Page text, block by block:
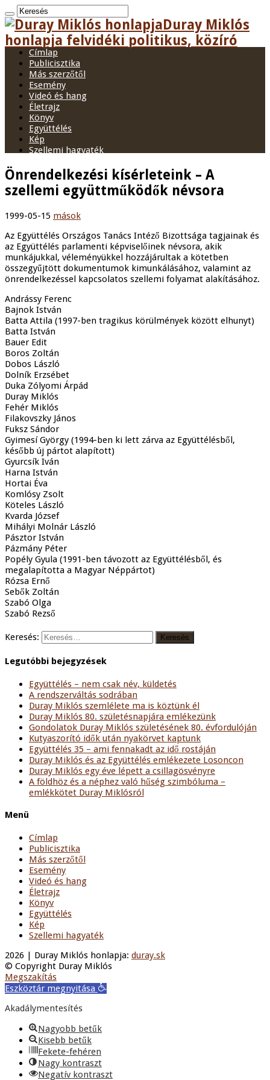
Duray Miklós
honlapja felvidéki politikus, közíró
Címlap
Publicisztika
Más szerzőtől
Esemény
Videó és hang
Életrajz
Könyv
Együttélés
Kép
Szellemi hagyaték
Önrendelkezési kísérleteink – A
szellemi együttműködők névsora
1999-05-15 mások
Az Együttélés Országos Tanács Intéző Bizottsága tagjainak és
az Együttélés parlamenti képviselőinek névsora, akik
munkájukkal, véleményükkel hozzájárultak a kötetben
összegyűjtött dokumentumok kimunkálásához, valamint az
önrendelkezéssel kapcsolatos szellemi folyamat alakításához.
Andrássy Ferenc
Bajnok István
Batta Attila (1997-ben tragikus körülmények között elhunyt)
Batta István
Bauer Edit
Boros Zoltán
Dobos László
Dolník Erzsébet
Duka Zólyomi Árpád
Duray Miklós
Fehér Miklós
Filakovszky János
Fuksz Sándor
Gyimesí György (1994-ben ki lett zárva az Együttélésből,
később új pártot alapított)
Gyurcsík Iván
Harna István
Hortai Éva
Komlósy Zsolt
Köteles László
Kvarda József
Mihályi Molnár László
Pásztor István
Pázmány Péter
Popély Gyula (1991-ben távozott az Együttélésből, és
megalapította a Magyar Néppártot)
Rózsa Ernő
Sebők Zoltán
Szabó Olga
Szabó Rezső
Keresés:
Legutóbbi bejegyzések
Együttélés – nem csak név, küldetés
A rendszerváltás sodrában
Duray Miklós szemlélete ma is köztünk él
Duray Miklós 80. születésnapjára emlékezünk
Gondolatok Duray Miklós születésének 80. évfordulóján
Kutyaszorító idők után nyakörvet kaptunk
Együttélés 35 – ami fennakadt az idő rostáján
Duray Miklós és az Együttélés emlékezete Losoncon
Duray Miklós egy éve lépett a csillagösvényre
A földhöz és a néphez való hűség szimbóluma –
emlékkötet Duray Miklósról
Menü
Címlap
Publicisztika
Más szerzőtől
Esemény
Videó és hang
Életrajz
Könyv
Együttélés
Kép
Szellemi hagyaték
2026 | Duray Miklós honlapja: duray.sk
© Copyright Duray Miklós
Megszakítás
Eszköztár megnyitása
Akadálymentesítés
Nagyobb betűk
Kisebb betűk
Fekete-fehéren
Nagy kontraszt
Negatív kontraszt